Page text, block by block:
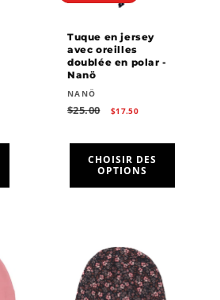
Tuque en jersey
avec oreilles
doublée en polar -
Nanö
Fournisseur :
NANÖ
Prix
$25.00
Prix
$17.50
CHOISIR DES
OPTIONS